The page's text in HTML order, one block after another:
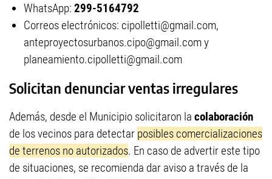
WhatsApp: 299-5164792
Correos electrónicos: cipolletti@gmail.com,
anteproyectosurbanos.cipo@gmail.comy
planeamiento.cipolletti@gmail.com
Solicitan denunciar ventas irregulares
Además, desde el Municipio solicitaron la colaboración
de los vecinos para detectar posibles comercializaciones
de terrenos no autorizados. En caso de advertir este tipo
de situaciones, se recomienda dar aviso a través de la